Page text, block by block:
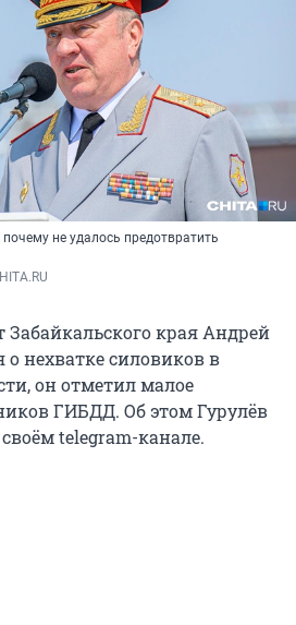
не удалось предотвратить
Забайкальского края Андрей
о нехватке силовиков в
он отметил малое
ГИБДД. Об этом Гурулёв
telegram-канале.